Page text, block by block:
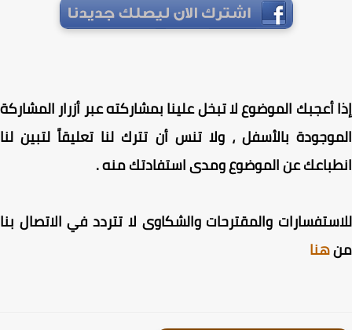
أعجبك الموضوع لا تبخل علينا بمشاركته عبر أزرار المشاركة
بالأسفل ، ولا تنس أن تترك لنا تعليقاً لتبين لنا
عن الموضوع ومدى استفادتك منه .
والمقترحات والشكاوى لا تتردد في الاتصال بنا
هنا